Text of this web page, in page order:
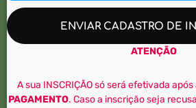
ENVIAR CADASTRO DE
ATENÇÃO
A sua INSCRIÇÃO só será efetivada após
PAGAMENTO. Caso a inscrição seja